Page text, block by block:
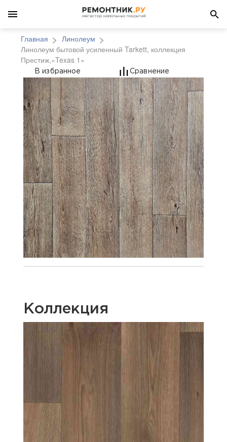
Главная
Линолеум
Линолеум бытовой усиленный Tarkett, коллекция
Престиж,«Texas 1»
Линолеум бытовой
В избранное Сравнение
Коллекция